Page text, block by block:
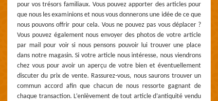
pour vos trésors familiaux. Vous pouvez apporter des articles pour
que nous les examinions et nous vous donnerons une idée de ce que
nous pouvons offrir pour cela. Vous ne pouvez pas vous déplacer ?
Vous pouvez également nous envoyer des photos de votre article
par mail pour voir si nous pensons pouvoir lui trouver une place
dans notre magasin. Si votre article nous intéresse, nous viendrons
chez vous pour avoir un aperçu de votre bien et éventuellement
discuter du prix de vente. Rassurez-vous, nous saurons trouver un
commun accord afin que chacun de nous ressorte gagnant de
chaque transaction. L’enlèvement de tout article d’antiquité vendu